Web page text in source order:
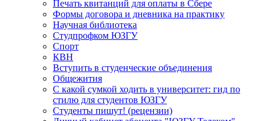
Печать квитанций для оплаты в Сбере
Формы договора и дневника на практику
Научная библиотека
Студпрофком ЮЗГУ
Спорт
КВН
Вступить в студенческие объединения
Общежития
С какой сумкой ходить в университет: гид по
стилю для студентов ЮЗГУ
Студенты пишут! (рецензии)